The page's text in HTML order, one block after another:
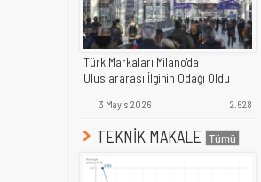
Türk Markaları Milano'da
Uluslararası İlginin Odağı Oldu
3 Mayıs 2026 2.628
TEKNİK MAKALE